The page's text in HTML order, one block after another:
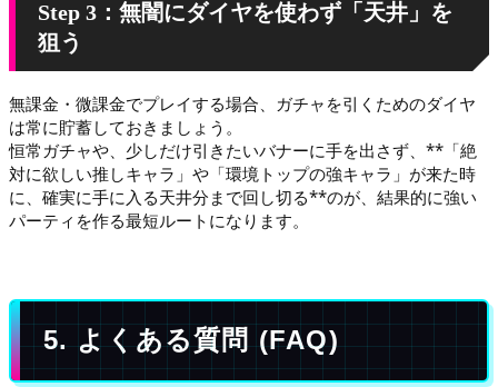
Step 3：無闇にダイヤを使わず「天井」を
狙う
無課金・微課金でプレイする場合、ガチャを引くためのダイヤ
は常に貯蓄しておきましょう。
恒常ガチャや、少しだけ引きたいバナーに手を出さず、**「絶
対に欲しい推しキャラ」や「環境トップの強キャラ」が来た時
に、確実に手に入る天井分まで回し切る**のが、結果的に強い
パーティを作る最短ルートになります。
5. よくある質問 (FAQ)